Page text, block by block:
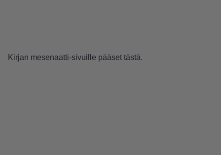
Kirjan mesenaatti-sivuille pääset tästä.